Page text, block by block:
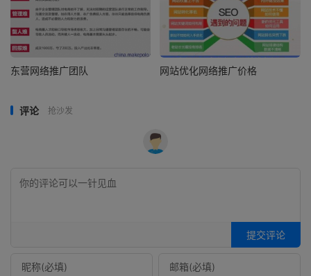
东营网络推广团队 网站优化网络推广价格
评论 抢沙发
提交评论